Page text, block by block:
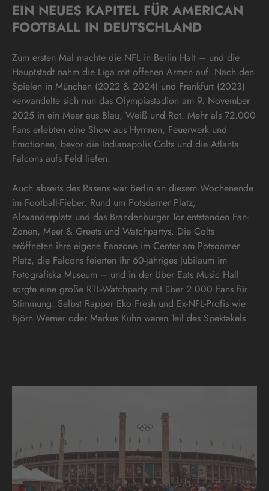
EIN NEUES KAPITEL FÜR AMERICAN
FOOTBALL IN DEUTSCHLAND
Zum ersten Mal machte die NFL in Berlin Halt – und die
Hauptstadt nahm die Liga mit offenen Armen auf. Nach den
Spielen in München (2022 & 2024) und Frankfurt (2023)
verwandelte sich nun das Olympiastadion am 9. November
2025 in ein Meer aus Blau, Weiß und Rot. Mehr als 72.000
Fans erlebten eine Show aus Hymnen, Feuerwerk und
Emotionen, bevor die Indianapolis Colts und die Atlanta
Falcons aufs Feld liefen.
Auch abseits des Rasens war Berlin an diesem Wochenende
im Football-Fieber. Rund um Potsdamer Platz,
Alexanderplatz und das Brandenburger Tor entstanden Fan-
Zonen, Meet & Greets und Watchpartys. Die Colts
eröffneten ihre eigene Fanzone im Center am Potsdamer
Platz, die Falcons feierten ihr 60-jähriges Jubiläum im
Fotografiska Museum – und in der Uber Eats Music Hall
sorgte eine große RTL-Watchparty mit über 2.000 Fans für
Stimmung. Selbst Rapper Eko Fresh und Ex-NFL-Profis wie
Björn Werner oder Markus Kuhn waren Teil des Spektakels.